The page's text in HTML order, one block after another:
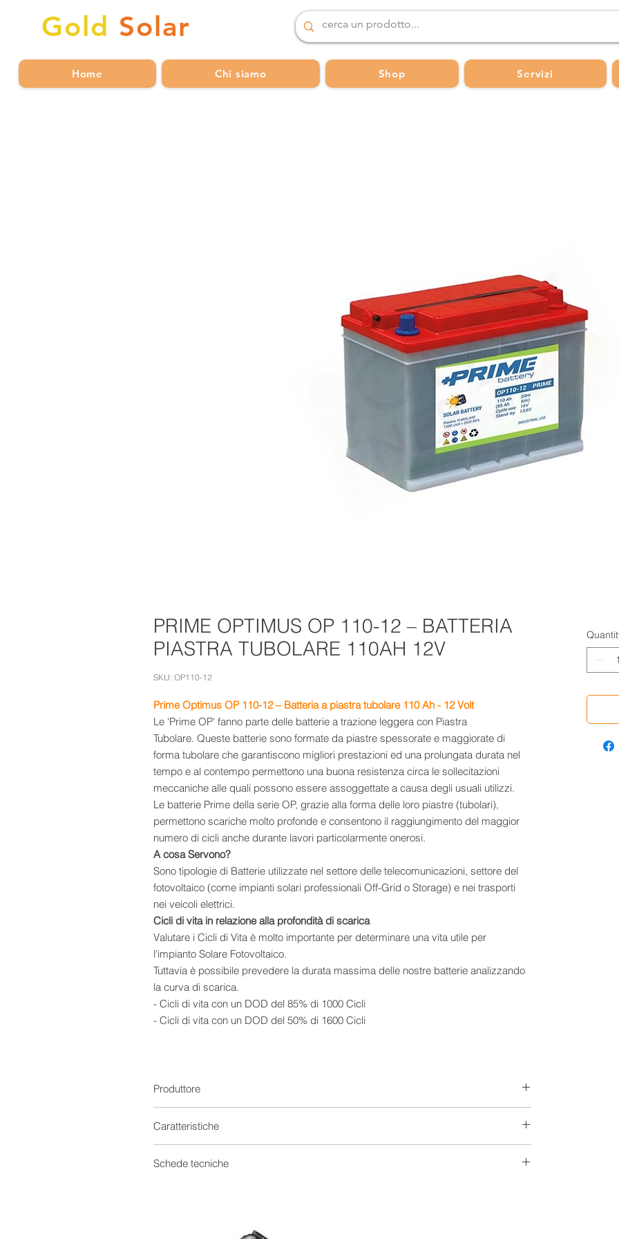
Gold Solar
Home Chi siamo Shop Servizi
PRIME OPTIMUS OP 110-12 – BATTERIA
PIASTRA TUBOLARE 110AH 12V
SKU: OP110-12
Prime Optimus OP 110-12 – Batteria a piastra tubolare 110 Ah - 12 Volt
Le 'Prime OP' fanno parte delle batterie a trazione leggera con Piastra
Tubolare. Queste batterie sono formate da piastre spessorate e maggiorate di
forma tubolare che garantiscono migliori prestazioni ed una prolungata durata nel
tempo e al contempo permettono una buona resistenza circa le sollecitazioni
meccaniche alle quali possono essere assoggettate a causa degli usuali utilizzi.
Le batterie Prime della serie OP, grazie alla forma delle loro piastre (tubolari),
permettono scariche molto profonde e consentono il raggiungimento del maggior
numero di cicli anche durante lavori particolarmente onerosi.
A cosa Servono?
Sono tipologie di Batterie utilizzate nel settore delle telecomunicazioni, settore del
fotovoltaico (come impianti solari professionali Off-Grid o Storage) e nei trasporti
nei veicoli elettrici.
Cicli di vita in relazione alla profondità di scarica
Valutare i Cicli di Vita è molto importante per determinare una vita utile per
l'impianto Solare Fotovoltaico.
Tuttavia è possibile prevedere la durata massima delle nostre batterie analizzando
la curva di scarica.
- Cicli di vita con un DOD del 85% di 1000 Cicli
- Cicli di vita con un DOD del 50% di 1600 Cicli
Avvertenze:
Non lasciare la batteria inutilizzata
Produttore
Caratteristiche
Batterie Solari
Schede tecniche